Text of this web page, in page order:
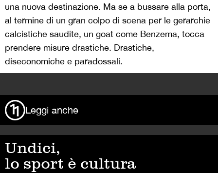
una nuova destinazione. Ma se a bussare alla porta,
al termine di un gran colpo di scena per le gerarchie
calcistiche saudite, un goat come Benzema, tocca
prendere misure drastiche. Drastiche,
diseconomiche e paradossali.
Leggi anche
Undici,
lo sport è cultura